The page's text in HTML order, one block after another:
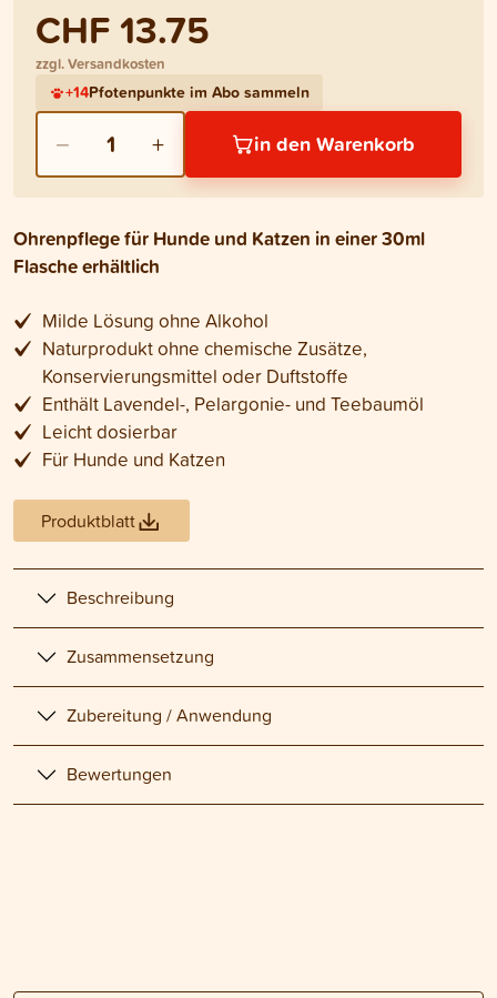
CHF 13.75
zzgl. Versandkosten
+14Pfotenpunkte im Abo sammeln
− 1 + in den Warenkorb
Ohrenpflege für Hunde und Katzen in einer 30ml
Flasche erhältlich
Milde Lösung ohne Alkohol
Naturprodukt ohne chemische Zusätze,
Konservierungsmittel oder Duftstoffe
Enthält Lavendel-, Pelargonie- und Teebaumöl
Leicht dosierbar
Für Hunde und Katzen
Produktblatt
Beschreibung
Zusammensetzung
Zubereitung / Anwendung
Bewertungen